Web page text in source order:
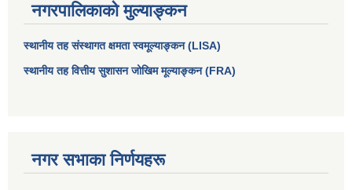
नगरपालिकाको मुल्याङ्कन
स्थानीय तह संस्थागत क्षमता स्वमूल्याङ्कन (LISA)
स्थानीय तह वित्तीय सुशासन जोखिम मूल्याङ्कन (FRA)
नगर सभाका निर्णयहरू